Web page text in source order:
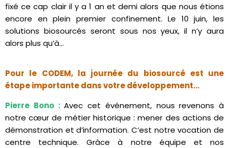
fixé ce cap clair il y a 1 an et demi alors que nous étions
encore en plein premier confinement. Le 10 juin, les
solutions biosourcés seront sous nos yeux, il n’y aura
alors plus qu’à…
Pour le CODEM, la journée du biosourcé est une
étape importante dans votre développement…
Pierre Bono :Avec cet événement, nous revenons à
notre cœur de métier historique : mener des actions de
démonstration et d’information. C’est notre vocation de
centre technique. Grâce à notre équipe et nos